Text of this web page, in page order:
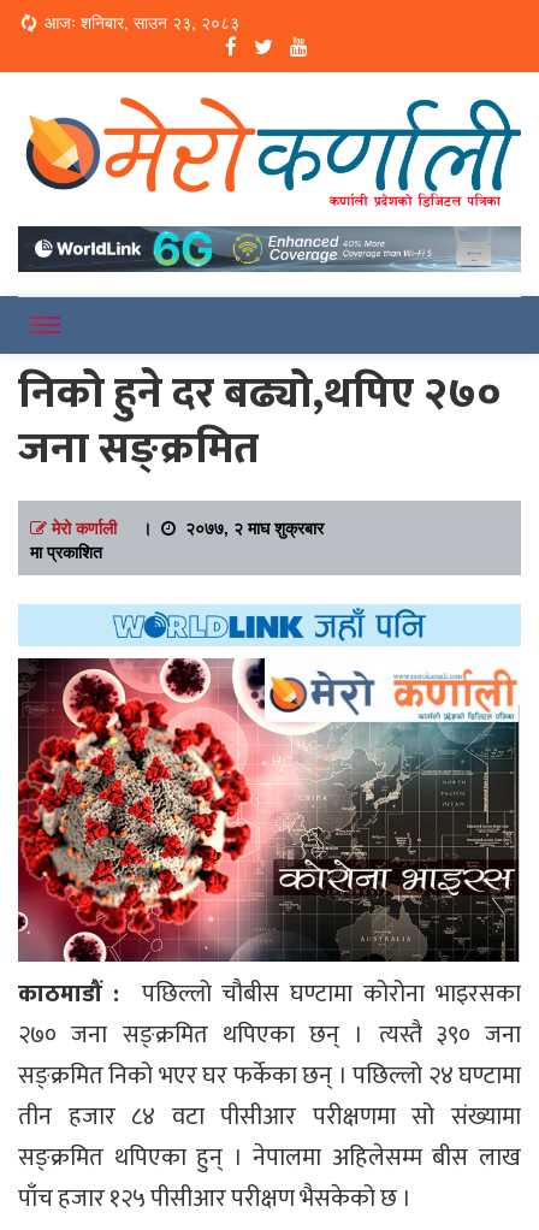
Loading...
आजः शनिबार, साउन २३, २०८३
Merokarnali
निको हुने दर बढ्यो,थपिए २७०
जना सङ्क्रमित
मेरो कर्णाली।
२०७७, २ माघ शुक्रबार
मा प्रकाशित
काठमाडौं : पछिल्लो चौबीस घण्टामा कोरोना भाइरसका
२७० जना सङ्क्रमित थपिएका छन् । त्यस्तै ३९० जना
सङ्क्रमित निको भएर घर फर्केका छन् । पछिल्लो २४ घण्टामा
तीन हजार ८४ वटा पीसीआर परीक्षणमा सो संख्यामा
सङ्क्रमित थपिएका हुन् । नेपालमा अहिलेसम्म बीस लाख
पाँच हजार १२५ पीसीआर परीक्षण भैसकेको छ ।